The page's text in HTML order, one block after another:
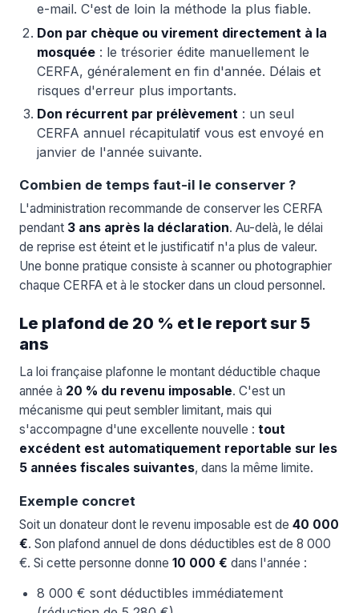
e-mail. C'est de loin la méthode la plus fiable.
Don par chèque ou virement directement à la
mosquée : le trésorier édite manuellement le
CERFA, généralement en fin d'année. Délais et
risques d'erreur plus importants.
Don récurrent par prélèvement : un seul
CERFA annuel récapitulatif vous est envoyé en
janvier de l'année suivante.
Combien de temps faut-il le conserver ?
L'administration recommande de conserver les CERFA
pendant 3 ans après la déclaration. Au-delà, le délai
de reprise est éteint et le justificatif n'a plus de valeur.
Une bonne pratique consiste à scanner ou photographier
chaque CERFA et à le stocker dans un cloud personnel.
Le plafond de 20 % et le report sur 5
ans
La loi française plafonne le montant déductible chaque
année à 20 % du revenu imposable. C'est un
mécanisme qui peut sembler limitant, mais qui
s'accompagne d'une excellente nouvelle : tout
excédent est automatiquement reportable sur les
5 années fiscales suivantes, dans la même limite.
Exemple concret
Soit un donateur dont le revenu imposable est de 40 000
€. Son plafond annuel de dons déductibles est de 8 000
€. Si cette personne donne 10 000 € dans l'année :
8 000 € sont déductibles immédiatement